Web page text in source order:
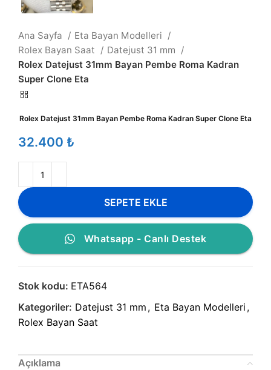
Ana Sayfa
Eta Bayan Modelleri
Rolex Bayan Saat
Datejust 31 mm
Rolex Datejust 31mm Bayan Pembe Roma Kadran
Super Clone Eta
Rolex Datejust 31mm Bayan Pembe Roma Kadran Super Clone Eta
₺
SEPETE EKLE
Whatsapp - Canlı Destek
Stok kodu: ETA564
Kategoriler: Datejust 31 mm , Eta Bayan Modelleri ,
Rolex Bayan Saat
Açıklama